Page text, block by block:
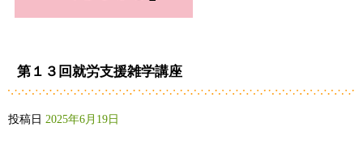
第１３回就労支援雑学講座
投稿日 2025年6月19日